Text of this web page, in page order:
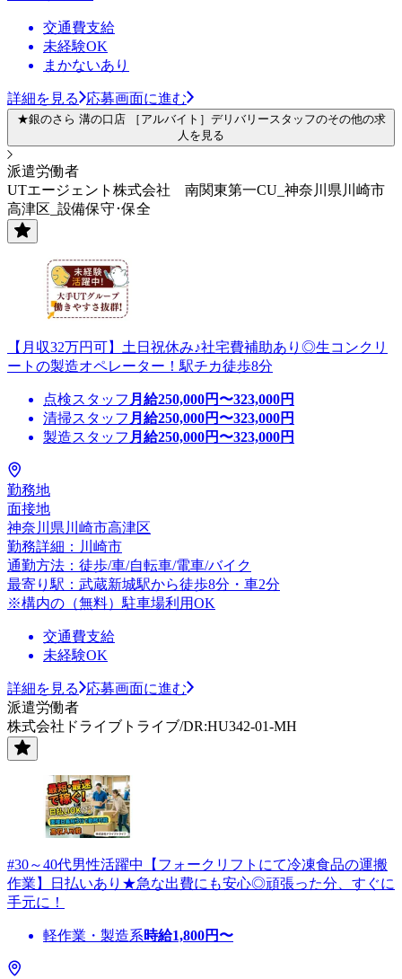
交通費支給
未経験OK
まかないあり
詳細を見る 応募画面に進む
★銀のさら 溝の口店 ［アルバイト］デリバリースタッフのその他の求
人を見る
派遣労働者
UTエージェント株式会社 南関東第一CU_神奈川県川崎市
高津区_設備保守･保全
【月収32万円可】土日祝休み♪社宅費補助あり◎生コンクリ
ートの製造オペレーター！駅チカ徒歩8分
点検スタッフ 月給250,000円〜323,000円
清掃スタッフ 月給250,000円〜323,000円
製造スタッフ 月給250,000円〜323,000円
勤務地
面接地
神奈川県川崎市高津区
勤務詳細：川崎市
通勤方法：徒歩/車/自転車/電車/バイク
最寄り駅：武蔵新城駅から徒歩8分・車2分
※構内の（無料）駐車場利用OK
交通費支給
未経験OK
詳細を見る
応募画面に進む
派遣労働者
株式会社ドライブトライブ/DR:HU342-01-MH
#30～40代男性活躍中【フォークリフトにて冷凍食品の運搬
作業】日払いあり★急な出費にも安心◎頑張った分、すぐに
手元に！
軽作業・製造系時給1,800円〜